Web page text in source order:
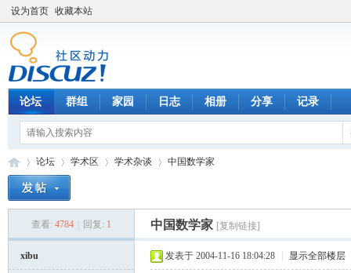
设为首页 收藏本站
论坛 群组 家园 日志 相册 分享 记录
论坛
›
学术区
›
学术杂谈
›
中国数学家
查看: 4784 回复: 1 中国数学家 [复制链接]
xibu 发表于 2004-11-16 18:04:28 显示全部楼层